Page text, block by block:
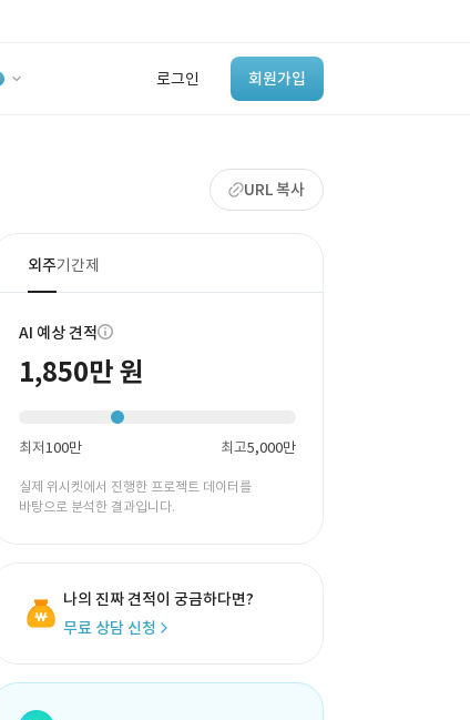
로그인 회원가입
‘이런 거’ 만들어본
개발 회사 있어?
바로가기
URL 복사
외주기간제
AI 예상 견적
1,850만 원
최저100만 최고5,000만
실제 위시켓에서 진행한 프로젝트 데이터를
바탕으로 분석한 결과입니다.
나의 진짜 견적이 궁금하다면?
무료 상담 신청